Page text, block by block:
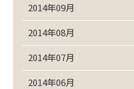
2014年09月
2014年08月
2014年07月
2014年06月